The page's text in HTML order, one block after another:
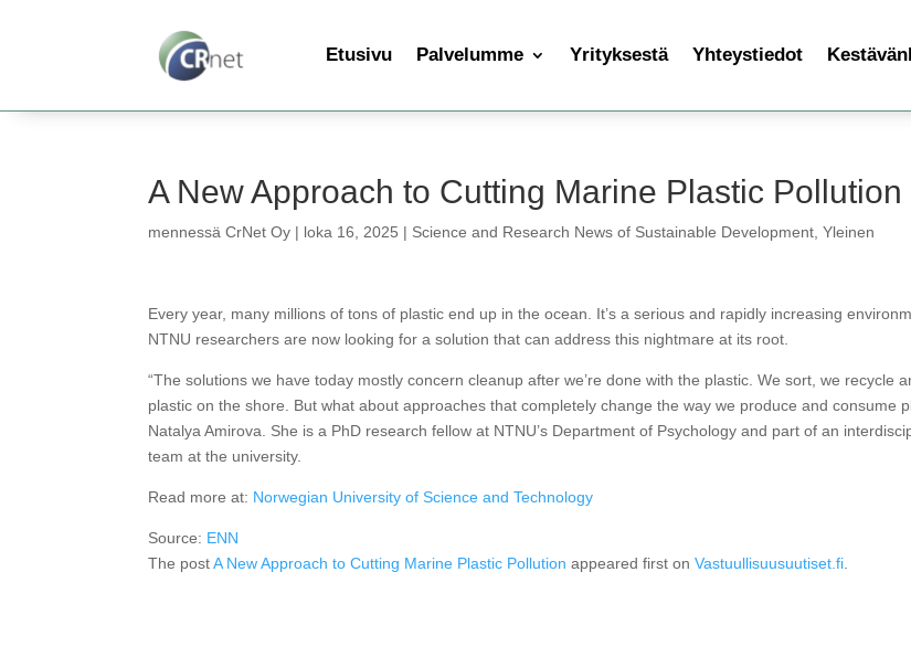
Etusivu Palvelumme Yrityksestä Yhteystiedot
A New Approach to Cutting Marine Plastic Pollution
mennessäCrNet Oy | loka 16, 2025 | Science and Research News of Sustainable Development ,Yleinen
Every year, many millions of tons of plastic end up in the ocean. It’s a serious and rapidly increasing
NTNU researchers are now looking for a solution that can address this nightmare at its root.
“The solutions we have today mostly concern cleanup after we’re done with the plastic. We sort, we recycle
plastic on the shore. But what about approaches that completely change the way we produce and consume
Natalya Amirova. She is a PhD research fellow at NTNU’s Department of Psychology and part of an
team at the university.
Read more at: Norwegian University of Science and Technology
Source: ENN
The postA New Approach to Cutting Marine Plastic Pollution appeared first onVastuullisuusuutiset.fi